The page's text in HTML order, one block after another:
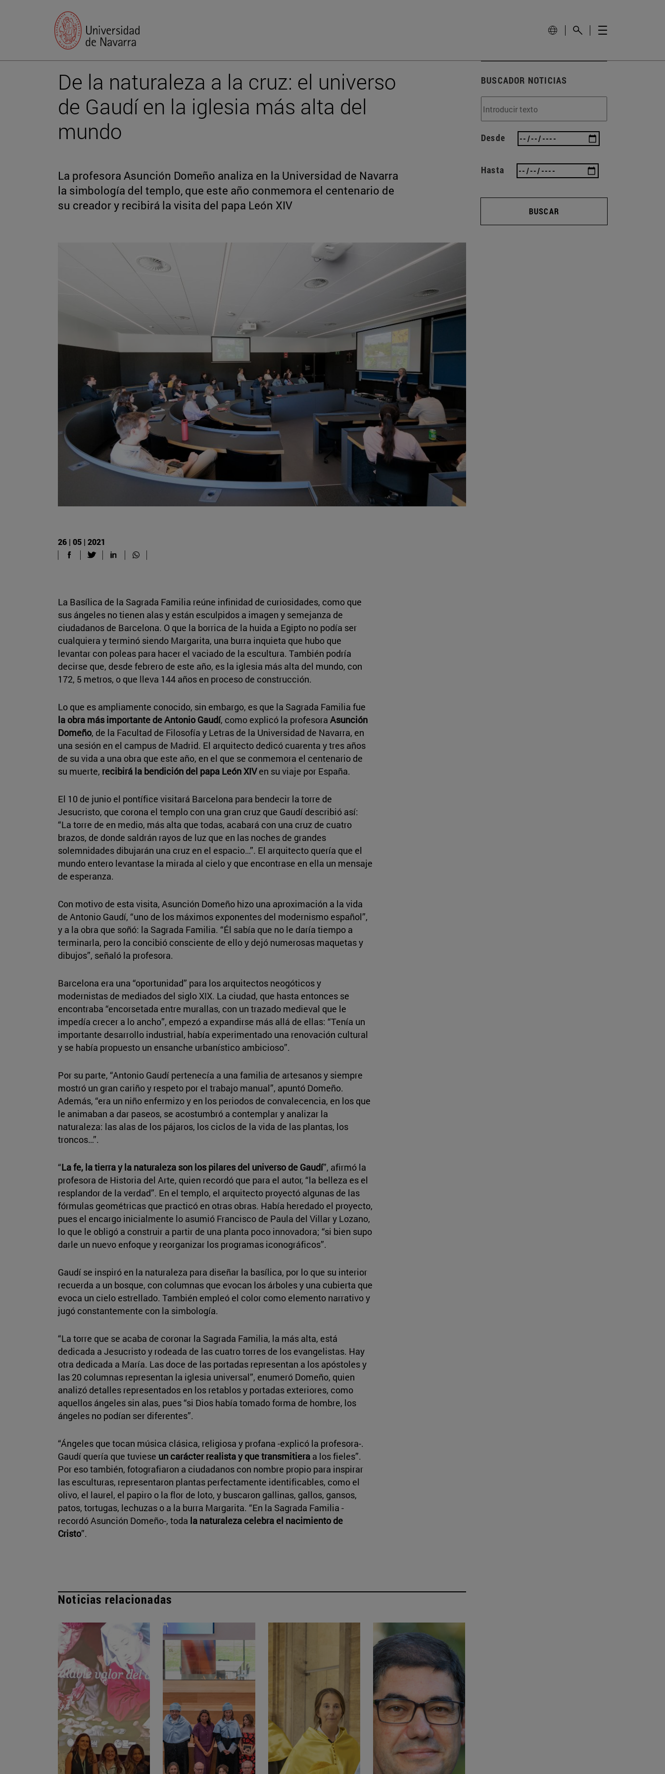
De la naturaleza a la cruz: el universo
de Gaudí en la iglesia más alta del
mundo
La profesora Asunción Domeño analiza en la Universidad de Navarra
la simbología del templo, que este año conmemora el centenario de
su creador y recibirá la visita del papa León XIV
26 | 05 | 2021
La Basílica de la Sagrada Familia reúne infinidad de curiosidades, como que
sus ángeles no tienen alas y están esculpidos a imagen y semejanza de
ciudadanos de Barcelona. O que la borrica de la huida a Egipto no podía ser
cualquiera y terminó siendo Margarita, una burra inquieta que hubo que
levantar con poleas para hacer el vaciado de la escultura. También podría
decirse que, desde febrero de este año, es la iglesia más alta del mundo, con
172, 5 metros, o que lleva 144 años en proceso de construcción.
Lo que es ampliamente conocido, sin embargo, es que la Sagrada Familia fue
la obra más importante de Antonio Gaudí, como explicó la profesora Asunción
Domeño, de la Facultad de Filosofía y Letras de la Universidad de Navarra, en
una sesión en el campus de Madrid. El arquitecto dedicó cuarenta y tres años
de su vida a una obra que este año, en el que se conmemora el centenario de
su muerte, recibirá la bendición del papa León XIVen su viaje por España.
El 10 de junio el pontífice visitará Barcelona para bendecir la torre de
Jesucristo, que corona el templo con una gran cruz que Gaudí describió así:
“La torre de en medio, más alta que todas, acabará con una cruz de cuatro
brazos, de donde saldrán rayos de luz que en las noches de grandes
solemnidades dibujarán una cruz en el espacio…”. El arquitecto quería que el
mundo entero levantase la mirada al cielo y que encontrase en ella un mensaje
de esperanza.
Con motivo de esta visita, Asunción Domeño hizo una aproximación a la vida
de Antonio Gaudí, “uno de los máximos exponentes del modernismo español”,
y a la obra que soñó: la Sagrada Familia. “Él sabía que no le daría tiempo a
terminarla, pero la concibió consciente de ello y dejó numerosas maquetas y
dibujos”, señaló la profesora.
Barcelona era una “oportunidad” para los arquitectos neogóticos y
modernistas de mediados del siglo XIX. La ciudad, que hasta entonces se
encontraba “encorsetada entre murallas, con un trazado medieval que le
impedía crecer a lo ancho”, empezó a expandirse más allá de ellas: “Tenía un
importante desarrollo industrial, había experimentado una renovación cultural
y se había propuesto un ensanche urbanístico ambicioso”.
Por su parte, “Antonio Gaudí pertenecía a una familia de artesanos y siempre
mostró un gran cariño y respeto por el trabajo manual”, apuntó Domeño.
Además, “era un niño enfermizo y en los periodos de convalecencia, en los que
le animaban a dar paseos, se acostumbró a contemplar y analizar la
naturaleza: las alas de los pájaros, los ciclos de la vida de las plantas, los
troncos…”.
“La fe, la tierra y la naturaleza son los pilares del universo de Gaudí”, afirmó la
profesora de Historia del Arte, quien recordó que para el autor, “la belleza es el
resplandor de la verdad”. En el templo, el arquitecto proyectó algunas de las
fórmulas geométricas que practicó en otras obras. Había heredado el proyecto,
pues el encargo inicialmente lo asumió Francisco de Paula del Villar y Lozano,
lo que le obligó a construir a partir de una planta poco innovadora; “si bien supo
darle un nuevo enfoque y reorganizar los programas iconográficos”.
Gaudí se inspiró en la naturaleza para diseñar la basílica, por lo que su interior
recuerda a un bosque, con columnas que evocan los árboles y una cubierta que
evoca un cielo estrellado. También empleó el color como elemento narrativo y
jugó constantemente con la simbología.
“La torre que se acaba de coronar la Sagrada Familia, la más alta, está
dedicada a Jesucristo y rodeada de las cuatro torres de los evangelistas. Hay
otra dedicada a María. Las doce de las portadas representan a los apóstoles y
las 20 columnas representan la iglesia universal”, enumeró Domeño, quien
analizó detalles representados en los retablos y portadas exteriores, como
aquellos ángeles sin alas, pues “si Dios había tomado forma de hombre, los
ángeles no podían ser diferentes”.
“Ángeles que tocan música clásica, religiosa y profana -explicó la profesora-.
Gaudí quería que tuviese un carácter realista y que transmitiera a los fieles”.
Por eso también, fotografiaron a ciudadanos con nombre propio para inspirar
las esculturas, representaron plantas perfectamente identificables, como el
olivo, el laurel, el papiro o la flor de loto, y buscaron gallinas, gallos, gansos,
patos, tortugas, lechuzas o a la burra Margarita. “En la Sagrada Familia -
recordó Asunción Domeño-, toda la naturaleza celebra el nacimiento de
Cristo”.
Noticias relacionadas
BUSCADOR NOTICIAS
Desde
Hasta
BUSCAR